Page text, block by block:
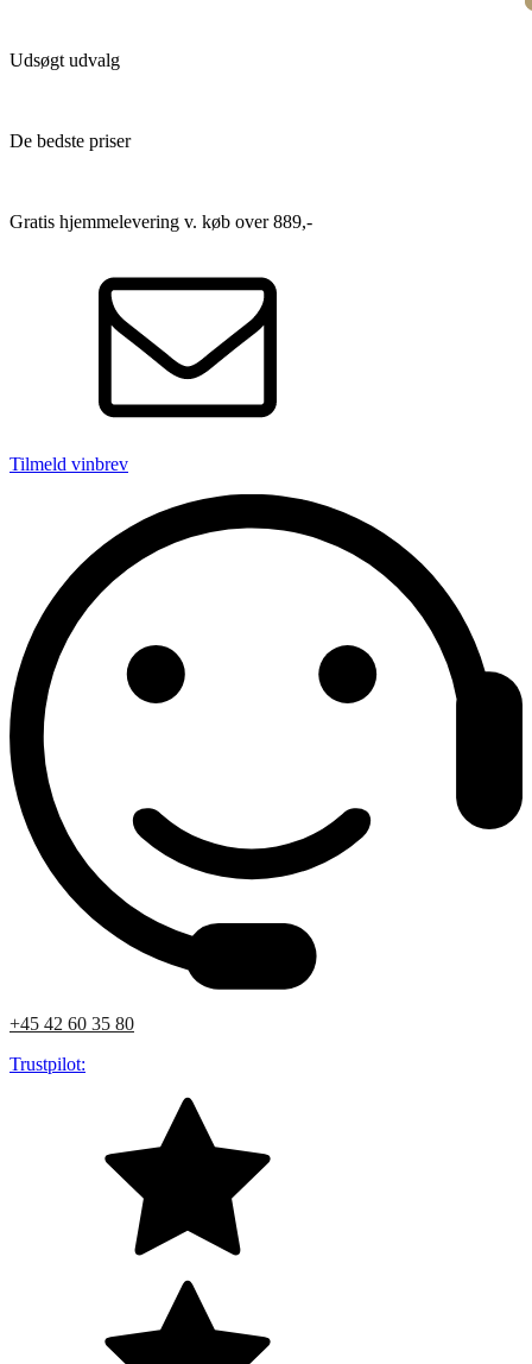
Udsøgt udvalg
De bedste priser
Gratis hjemmelevering v. køb over 889,-
Tilmeld vinbrev
+45 42 60 35 80
Trustpilot: